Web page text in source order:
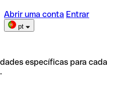
Abrir uma conta Entrar
pt
específicas para cada